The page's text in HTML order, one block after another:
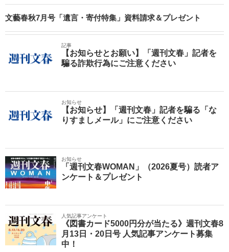
文藝春秋7月号「遺言・寄付特集」資料請求＆プレゼント
記事
【お知らせとお願い】「週刊文春」記者を
騙る詐欺行為にご注意ください
お知らせ
【お知らせ】「週刊文春」記者を騙る「な
りすましメール」にご注意ください
お知らせ
「週刊文春WOMAN」（2026夏号）読者ア
ンケート＆プレゼント
人気記事アンケート
《図書カード5000円分が当たる》週刊文春8
月13日・20日号 人気記事アンケート募集
中！